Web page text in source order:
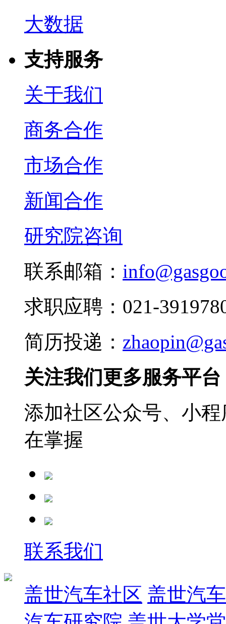
大数据
支持服务
关于我们
商务合作
市场合作
新闻合作
研究院咨询
联系邮箱：
求职应聘：021-
简历投递：
关注我们更多服务平台
添加社区公众号、小
在掌握
联系我们
盖世汽车社区 盖世汽